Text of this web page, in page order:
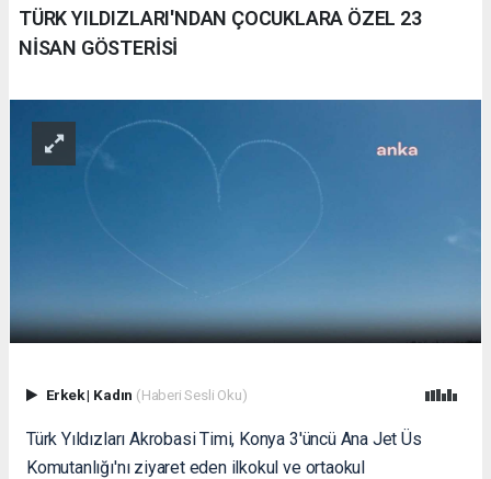
TÜRK YILDIZLARI'NDAN ÇOCUKLARA ÖZEL 23
NİSAN GÖSTERİSİ
Erkek| Kadın (Haberi Sesli Oku)
Türk Yıldızları Akrobasi Timi, Konya 3'üncü Ana Jet Üs
Komutanlığı'nı ziyaret eden ilkokul ve ortaokul